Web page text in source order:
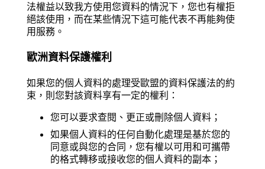
法權益以致我方使用您資料的情況下，您也有權拒
絕該使用，而在某些情況下這可能代表不再能夠使
用服務。
歐洲資料保護權利
如果您的個人資料的處理受歐盟的資料保護法的約
束，則您對該資料享有一定的權利：
您可以要求查閱、更正或刪除個人資料；
如果個人資料的任何自動化處理是基於您的
同意或與您的合同，您有權以可用和可攜帶
的格式轉移或接收您的個人資料的副本；